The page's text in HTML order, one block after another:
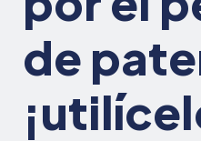
de